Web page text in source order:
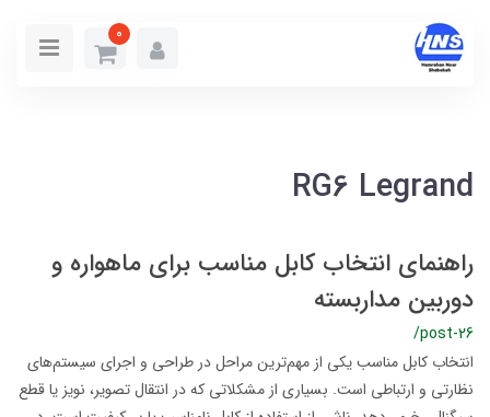
0
RG6 Legrand
راهنمای انتخاب کابل مناسب برای ماهواره و
دوربین مداربسته
/post-26
انتخاب کابل مناسب یکی از مهم‌ترین مراحل در طراحی و اجرای سیستم‌های
نظارتی و ارتباطی است. بسیاری از مشکلاتی که در انتقال تصویر، نویز یا قطع